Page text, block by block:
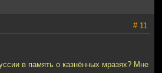
# 11
в память о казнённых мразях? Мне